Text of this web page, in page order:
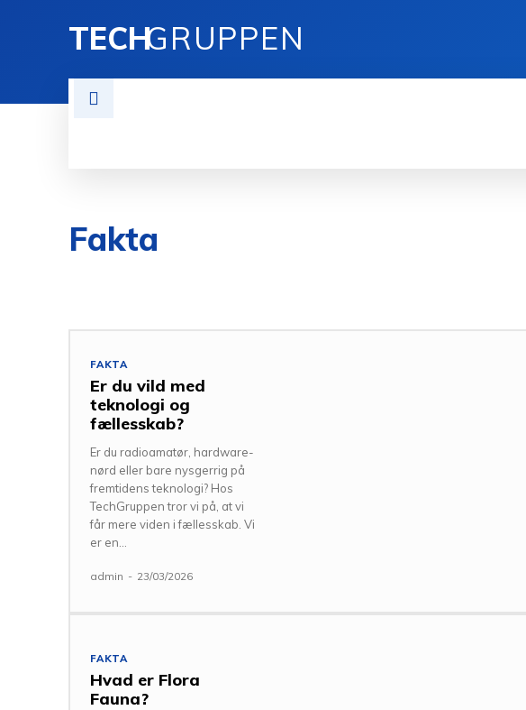
TECHGRUPPEN
Fakta
FAKTA
Er du vild med
teknologi og
fællesskab?
Er du radioamatør, hardware-
nørd eller bare nysgerrig på
fremtidens teknologi? Hos
TechGruppen tror vi på, at vi
får mere viden i fællesskab. Vi
er en...
admin - 23/03/2026
FAKTA
Hvad er Flora
Fauna?